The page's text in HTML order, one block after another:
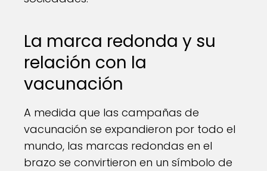
La marca redonda y su
relación con la
vacunación
A medida que las campañas de
vacunación se expandieron por todo el
mundo, las marcas redondas en el
brazo se convirtieron en un símbolo de